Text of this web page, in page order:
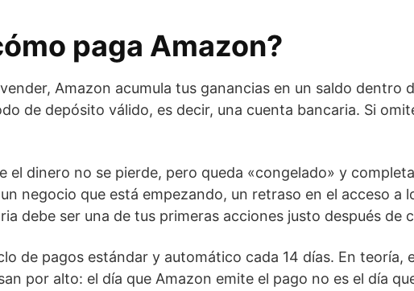
paga Amazon?
Amazon acumula tus ganancias en un saldo
de depósito válido, es decir, una cuenta bancaria. Si
el dinero no se pierde, pero queda «congelado» y
negocio que está empezando, un retraso en el acceso
debe ser una de tus primeras acciones justo después de
de pagos estándar y automático cada 14 días. En
por alto: el día que Amazon emite el pago no es el día